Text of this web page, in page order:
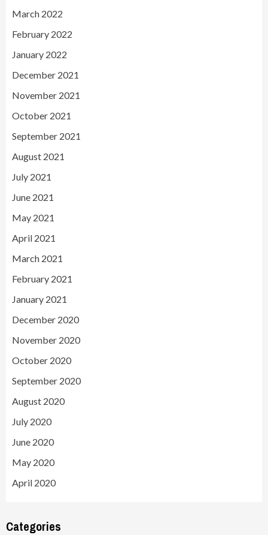
March 2022
February 2022
January 2022
December 2021
November 2021
October 2021
September 2021
August 2021
July 2021
June 2021
May 2021
April 2021
March 2021
February 2021
January 2021
December 2020
November 2020
October 2020
September 2020
August 2020
July 2020
June 2020
May 2020
April 2020
Categories